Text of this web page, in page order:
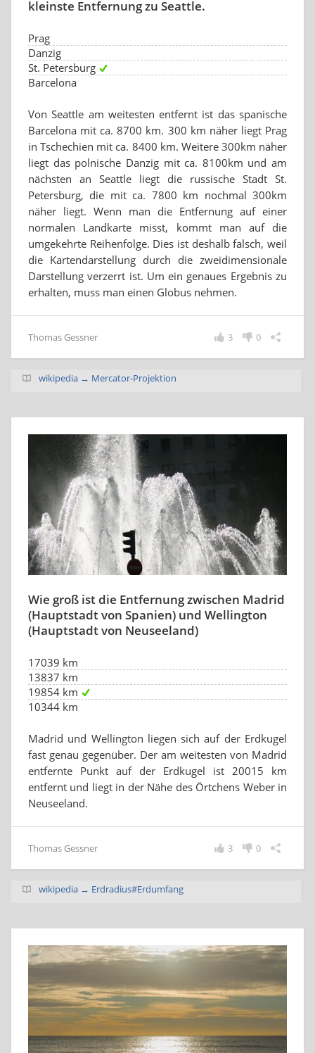
kleinste Entfernung zu Seattle.
Prag
Danzig
St. Petersburg
Barcelona
Von Seattle am weitesten entfernt ist das spanische
Barcelona mit ca. 8700 km. 300 km näher liegt Prag
in Tschechien mit ca. 8400 km. Weitere 300km näher
liegt das polnische Danzig mit ca. 8100km und am
nächsten an Seattle liegt die russische Stadt St.
Petersburg, die mit ca. 7800 km nochmal 300km
näher liegt. Wenn man die Entfernung auf einer
normalen Landkarte misst, kommt man auf die
umgekehrte Reihenfolge. Dies ist deshalb falsch, weil
die Kartendarstellung durch die zweidimensionale
Darstellung verzerrt ist. Um ein genaues Ergebnis zu
erhalten, muss man einen Globus nehmen.
Thomas Gessner 0
3
wikipedia → Mercator-Projektion
Wie groß ist die Entfernung zwischen Madrid
(Hauptstadt von Spanien) und Wellington
(Hauptstadt von Neuseeland)
17039 km
13837 km
19854 km
10344 km
Madrid und Wellington liegen sich auf der Erdkugel
fast genau gegenüber. Der am weitesten von Madrid
entfernte Punkt auf der Erdkugel ist 20015 km
entfernt und liegt in der Nähe des Örtchens Weber in
Neuseeland.
Thomas Gessner 0
3
wikipedia → Erdradius#Erdumfang